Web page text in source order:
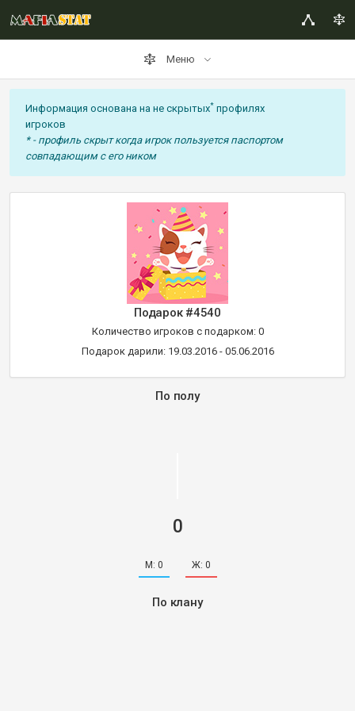
Меню
Информация основана на не скрытых* профилях
игроков
* - профиль скрыт когда игрок пользуется паспортом
совпадающим с его ником
Подарок #4540
Количество игроков с подарком: 0
Подарок дарили: 19.03.2016 - 05.06.2016
По полу
0
М: 0 Ж: 0
По клану